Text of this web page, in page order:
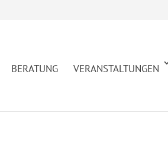
BERATUNG VERANSTALTUNGEN